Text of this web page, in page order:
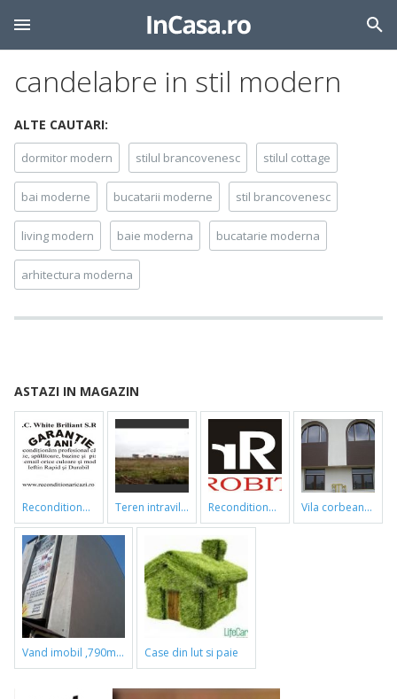
candelabre in stil modern
ALTE CAUTARI:
dormitor modern stilul brancovenesc stilul cottage
bai moderne bucatarii moderne stil brancovenesc
living modern baie moderna bucatarie moderna
arhitectura moderna
ASTAZI IN MAGAZIN
reconditionari cazi de baie teren intravilan reconditionari cazi de baie vila corbeanca
vand imobil ,790m,piata gorjului,pret negociabil case din lut si paie